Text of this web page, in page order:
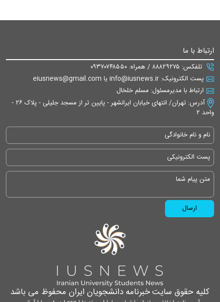
ارتباط با ما
تلفکس: ۸۸۸۲۹۲۷۵ / همراه: ۰۹۳۷۰۷۴۸۵۵۰
پست الکترونیک: info@iusnews.ir یا eiusnews@gmail.com
ارتباط با مدیرمسئول: مسلم خلخال
آدرس: تهران/ انتهای خیابان ایرانشهر - پایین تر از مسجد جلیلی - پلاک ۲۶ -
واحد ۲
کلیه حقوق سایت خبرنامه دانشجویان ایران محفوظ می باشد